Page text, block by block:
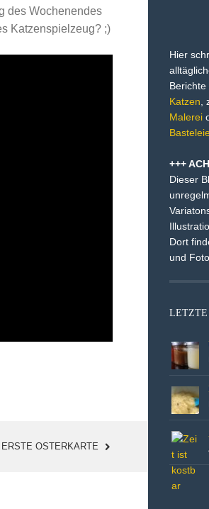
des Wochenendes
Katzenspielzeug? ;)
ERSTE OSTERKARTE
Hier
Katzen
Malerei
+++
Dieser
Dort
und
LETZTE